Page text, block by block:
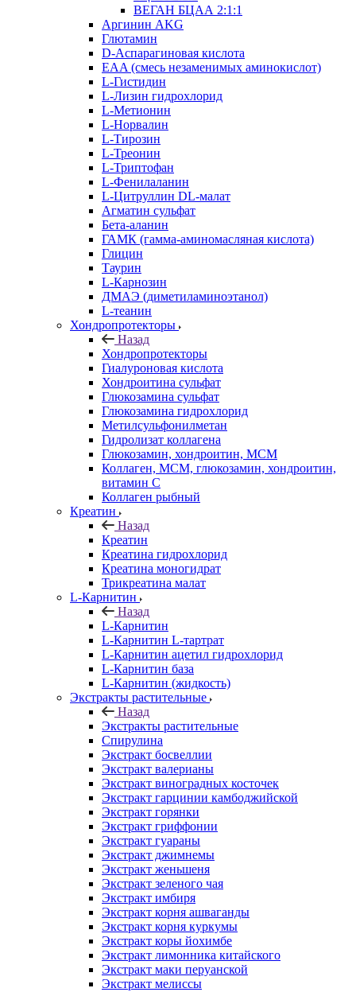
ВЕГАН БЦАА 2:1:1
Аргинин AKG
Глютамин
D-Аспарагиновая кислота
EAA (смесь незаменимых аминокислот)
L-Гистидин
L-Лизин гидрохлорид
L-Метионин
L-Норвалин
L-Тирозин
L-Треонин
L-Триптофан
L-Фенилаланин
L-Цитруллин DL-малат
Агматин cульфат
Бета-аланин
ГАМК (гамма-аминомасляная кислота)
Глицин
Таурин
L-Карнозин
ДМАЭ (диметиламиноэтанол)
L-теанин
Хондропротекторы
Назад
Хондропротекторы
Гиалуроновая кислота
Хондроитина сульфат
Глюкозамина сульфат
Глюкозамина гидрохлорид
Метилсульфонилметан
Гидролизат коллагена
Глюкозамин, хондроитин, МСМ
Коллаген, МСМ, глюкозамин, хондроитин,
витамин С
Коллаген рыбный
Креатин
Назад
Креатин
Креатина гидрохлорид
Креатина моногидрат
Трикреатина малат
L-Карнитин
Назад
L-Карнитин
L-Карнитин L-тартрат
L-Карнитин ацетил гидрохлорид
L-Карнитин база
L-Карнитин (жидкость)
Экстракты растительные
Назад
Экстракты растительные
Спирулина
Экстракт босвеллии
Экстракт валерианы
Экстракт виноградных косточек
Экстракт гарцинии камбоджийской
Экстракт горянки
Экстракт гриффонии
Экстракт гуараны
Экстракт джимнемы
Экстракт женьшеня
Экстракт зеленого чая
Экстракт имбиря
Экстракт корня ашваганды
Экстракт корня куркумы
Экстракт коры йохимбе
Экстракт лимонника китайского
Экстракт маки перуанской
Экстракт мелиссы